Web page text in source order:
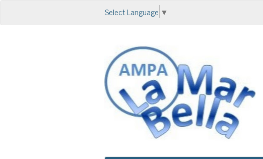
Select Language ▼